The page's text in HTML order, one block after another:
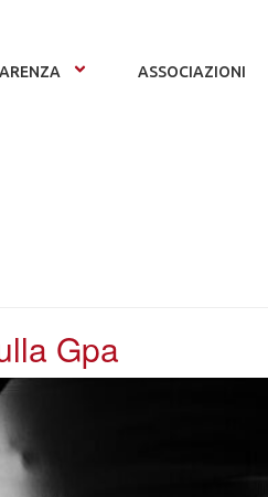
ASSOCIAZIONI
Gpa